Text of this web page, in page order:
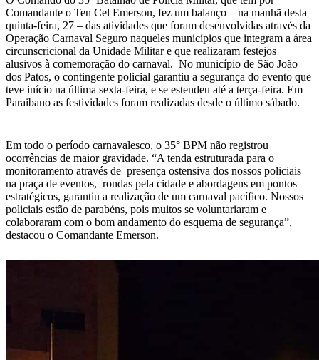
Comandante o Ten Cel Emerson, fez um balanço – na manhã desta
quinta-feira, 27 – das atividades que foram desenvolvidas através da
Operação Carnaval Seguro naqueles municípios que integram a área
circunscricional da Unidade Militar e que realizaram festejos
alusivos à comemoração do carnaval. No município de São João
dos Patos, o contingente policial garantiu a segurança do evento que
teve início na última sexta-feira, e se estendeu até a terça-feira. Em
Paraibano as festividades foram realizadas desde o último sábado.
Em todo o período carnavalesco, o 35° BPM não registrou
ocorrências de maior gravidade. “A tenda estruturada para o
monitoramento através de presença ostensiva dos nossos policiais
na praça de eventos, rondas pela cidade e abordagens em pontos
estratégicos, garantiu a realização de um carnaval pacífico. Nossos
policiais estão de parabéns, pois muitos se voluntariaram e
colaboraram com o bom andamento do esquema de segurança”,
destacou o Comandante Emerson.